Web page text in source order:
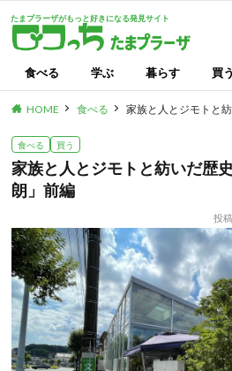
たまプラーザがもっと好きになる発見サイト
食べる 学ぶ 暮らす 買う
HOME 食べる 家族と人とジモトと
食べる 買う
家族と人とジモトと紡いだ歴
朗」前編
投